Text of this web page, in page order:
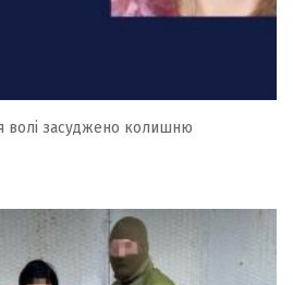
волі засуджено колишню